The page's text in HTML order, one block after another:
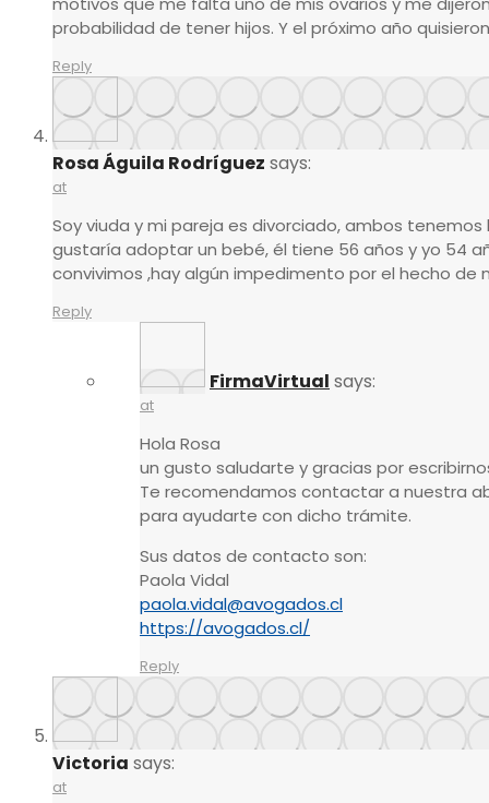
probabilidad de tener hijos. Y el próximo año
Reply
Rosa Águila Rodríguez says:
at
Soy viuda y mi pareja es divorciado, ambos
gustaría adoptar un bebé, él tiene 56 años y yo 54
convivimos ,hay algún impedimento por el hecho de
Reply
FirmaVirtual says:
at
Hola Rosa
un gusto saludarte y gracias por
Te recomendamos contactar a nuestra
para ayudarte con dicho trámite.
Sus datos de contacto son:
Paola Vidal
paola.vidal@avogados.cl
https://avogados.cl/
Reply
Victoria says:
at